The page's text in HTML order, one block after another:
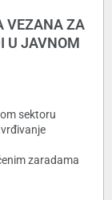
VEZANA ZA
U JAVNOM
sektoru
zaradama